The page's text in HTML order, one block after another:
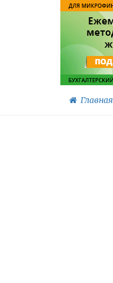
Главная